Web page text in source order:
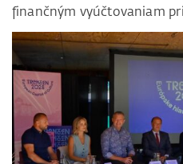
finančným vyúčtovaniam